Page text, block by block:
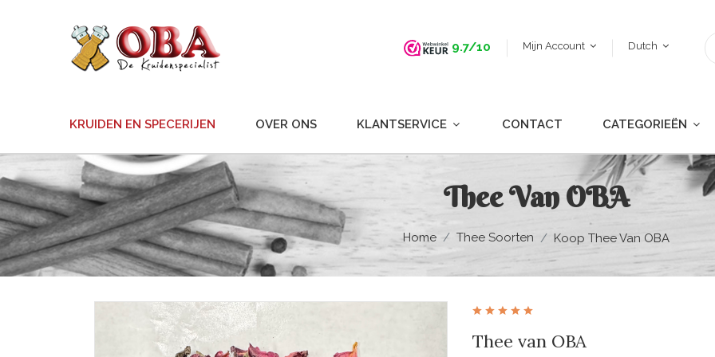
9.7/10 Mijn Account Dutch
KRUIDEN EN SPECERIJEN OVER ONS KLANTSERVICE CONTACT CATEGORIEËN
Thee Van OBA
Home Thee Soorten Koop Thee Van OBA
Thee van OBA